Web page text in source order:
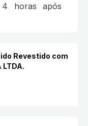
horas após
Revestido com
LTDA.